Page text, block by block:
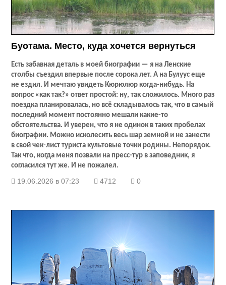
Буотама. Место, куда хочется вернуться
Есть забавная деталь в моей биографии — я на Ленские
столбы съездил впервые после сорока лет. А на Булуус еще
не ездил. И мечтаю увидеть Кюрюлюр когда-нибудь. На
вопрос «как так?» ответ простой: ну, так сложилось. Много раз
поездка планировалась, но всё складывалось так, что в самый
последний момент постоянно мешали какие-то
обстоятельства. И уверен, что я не одинок в таких пробелах
биографии. Можно исколесить весь шар земной и не занести
в свой чек-лист туриста культовые точки родины. Непорядок.
Так что, когда меня позвали на пресс-тур в заповедник, я
согласился тут же. И не пожалел.
19.06.2026 в 07:23 4712 0